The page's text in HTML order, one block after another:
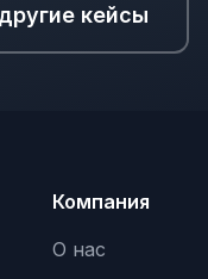
кейсы
Компания
О нас